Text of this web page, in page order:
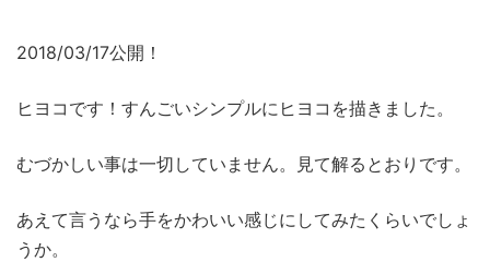
2018/03/17公開！
ヒヨコです！すんごいシンプルにヒヨコを描きました。
むづかしい事は一切していません。見て解るとおりです。
あえて言うなら手をかわいい感じにしてみたくらいでしょ
うか。